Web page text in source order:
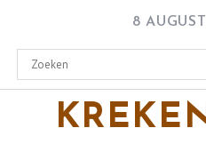
content
8